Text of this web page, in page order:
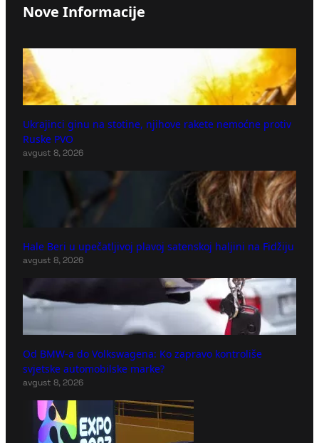
Nove Informacije
Ukrajinci ginu na stotine, njihove rakete nemoćne protiv
Ruske PVO
avgust 8, 2026
Hale Beri u upečatljivoj plavoj satenskoj haljini na Fidžiju
avgust 8, 2026
Od BMW-a do Volkswagena: Ko zapravo kontroliše
svjetske automobilske marke?
avgust 8, 2026